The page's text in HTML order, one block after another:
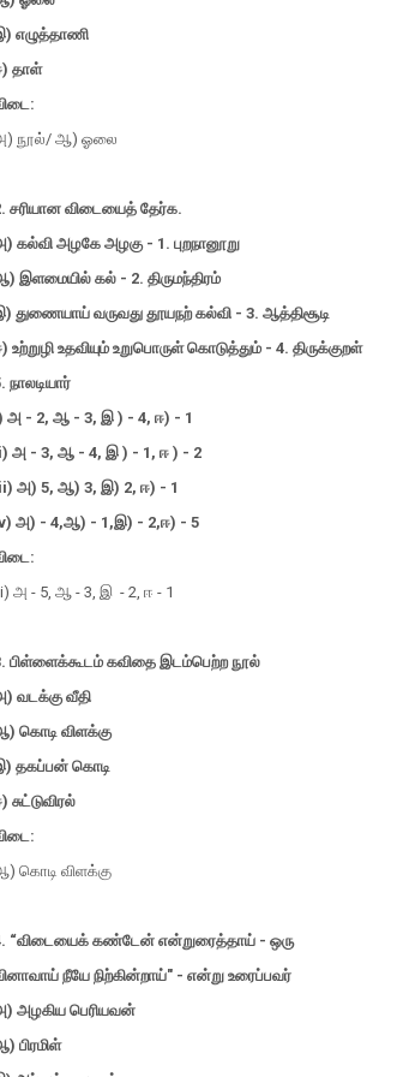
எழுத்தாணி
தாள்
நூல்/ ஆ) ஓலை
சரியான விடையைத் தேர்க.
கல்வி அழகே அழகு - 1. புறநானூறு
இளமையில் கல் - 2. திருமந்திரம்
துணையாய் வருவது தூயநற் கல்வி - 3. ஆத்திசூடி
உற்றுழி உதவியும் உறுபொருள் கொடுத்தும் - 4. திருக்குறள்
நாலடியார்
அ - 2, ஆ - 3, இ ) - 4, ஈ) - 1
அ - 3, ஆ - 4, இ ) - 1, ஈ ) - 2
அ) 5, ஆ) 3, இ) 2, ஈ) - 1
அ) - 4,ஆ) - 1,இ) - 2,ஈ) - 5
அ - 5, ஆ - 3, இ - 2, ஈ - 1
பிள்ளைக்கூடம் கவிதை இடம்பெற்ற நூல்
வடக்கு வீதி
கொடி விளக்கு
தகப்பன் கொடி
சுட்டுவிரல்
கொடி விளக்கு
“விடையைக் கண்டேன் என்றுரைத்தாய் - ஒரு
நீயே நிற்கின்றாய்" - என்று உரைப்பவர்
அழகிய பெரியவன்
பிரமிள்